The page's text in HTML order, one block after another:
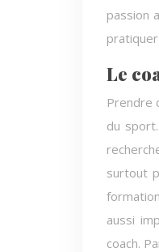
passion
Le
Prendre
du
surtout
aussi
coach.